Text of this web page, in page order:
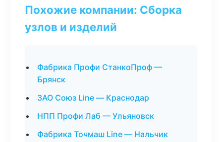
Похожие компании: Сборка
узлов и изделий
Фабрика Профи СтанкоПроф —
Брянск
ЗАО Союз Line — Краснодар
НПП Профи Лаб — Ульяновск
Фабрика Точмаш Line — Нальчик